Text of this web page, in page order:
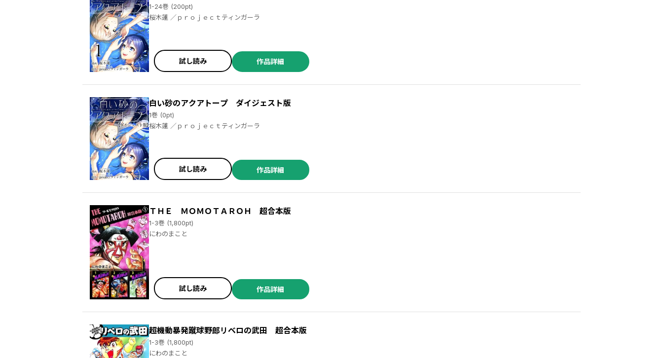
1-24巻 (200pt)
桜木蓮 ／ｐｒｏｊｅｃｔティンガーラ
試し読み 作品詳細
白い砂のアクアトープ ダイジェスト版
1巻 (0pt)
桜木蓮 ／ｐｒｏｊｅｃｔティンガーラ
試し読み 作品詳細
ＴＨＥ ＭＯＭＯＴＡＲＯＨ 超合本版
1-3巻 (1,800pt)
にわのまこと
試し読み 作品詳細
超機動暴発蹴球野郎リベロの武田 超合本版
1-3巻 (1,800pt)
にわのまこと